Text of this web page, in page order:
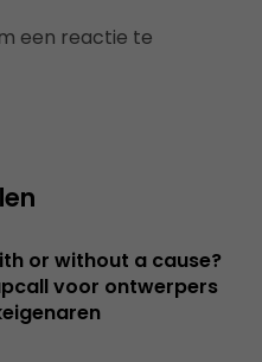
een reactie te
or without a cause?
voor ontwerpers